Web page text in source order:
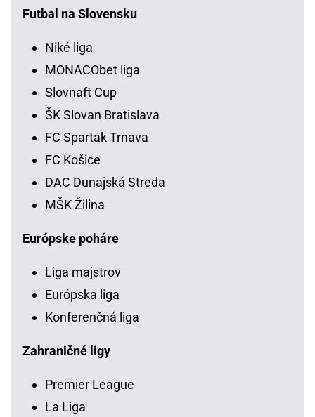
Futbal na Slovensku
Niké liga
MONACObet liga
Slovnaft Cup
ŠK Slovan Bratislava
FC Spartak Trnava
FC Košice
DAC Dunajská Streda
MŠK Žilina
Európske poháre
Liga majstrov
Európska liga
Konferenčná liga
Zahraničné ligy
Premier League
La Liga